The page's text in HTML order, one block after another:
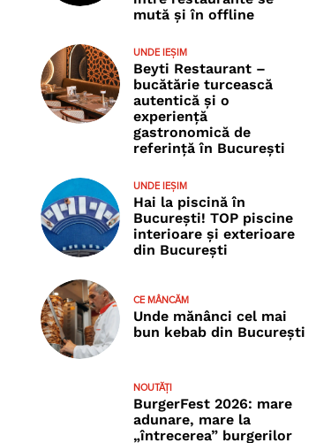
mută și în offline
UNDE IEȘIM
Beyti Restaurant –
bucătărie turcească
autentică și o
experiență
gastronomică de
referință în București
UNDE IEȘIM
Hai la piscină în
București! TOP piscine
interioare și exterioare
din București
CE MÂNCĂM
Unde mănânci cel mai
bun kebab din București
NOUTĂȚI
BurgerFest 2026: mare
adunare, mare la
„întrecerea” burgerilor